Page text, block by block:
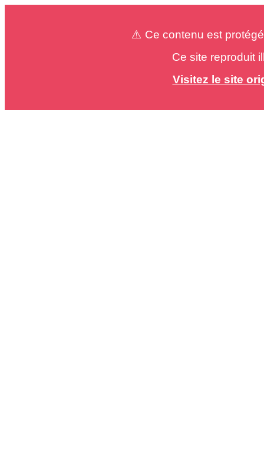
⚠️ Ce contenu est
Ce site reproduit
Visitez le site